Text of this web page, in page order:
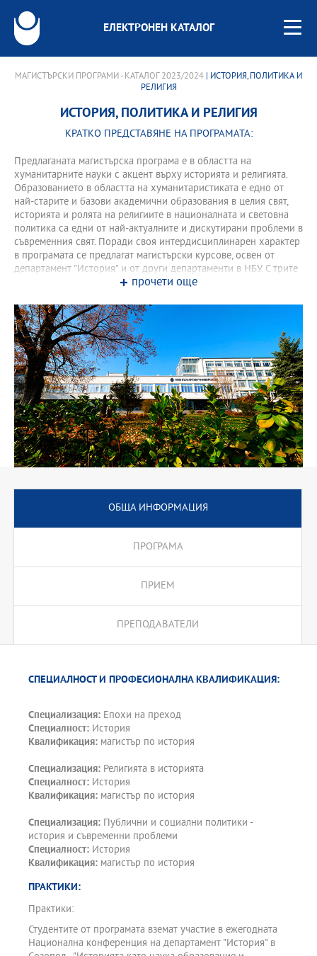
ЕЛЕКТРОНЕН КАТАЛОГ
МАГИСТЪРСКИ ПРОГРАМИ - КАТАЛОГ 2023/2024 | ИСТОРИЯ, ПОЛИТИКА И
РЕЛИГИЯ
ИСТОРИЯ, ПОЛИТИКА И РЕЛИГИЯ
КРАТКО ПРЕДСТАВЯНЕ НА ПРОГРАМАТА:
Предлаганата магистърска програма е в областта на
хуманитарните науки с акцент върху историята и религията.
Образованието в областта на хуманитаристиката е едно от
най-старите и базови академични образования в целия свят,
историята и ролята на религиите в националната и световна
политика са едни от най-актуалните и дискутирани проблеми в
съвременния свят. Поради своя интердисциплинарен характер
в програмата се предлагат магистърски курсове, освен от
департамент "История" и от други департаменти в НБУ. С трите
си специализации: "Епохи на преход", "Религията в историята" и
проблеми", програмата има силна прагматична насоченост и
поради тази причина е привлекателна, защото прави
завършилите я студенти конкурентно способни на трудовия
пазар.
прочети още
ОБЩА ИНФОРМАЦИЯ
ПРОГРАМА
ПРИЕМ
ПРЕПОДАВАТЕЛИ
СПЕЦИАЛНОСТ И ПРОФЕСИОНАЛНА КВАЛИФИКАЦИЯ:
Специализация: Епохи на преход
Специалност: История
Квалификация: магистър по история
Специализация: Религията в историята
Специалност: История
Квалификация: магистър по история
Специализация: Публични и социални политики -
история и съвременни проблеми
Специалност: История
Квалификация: магистър по история
ПРАКТИКИ:
Практики:
Студентите от програмата вземат участие в ежегодната
Национална конференция на департамент "История" в